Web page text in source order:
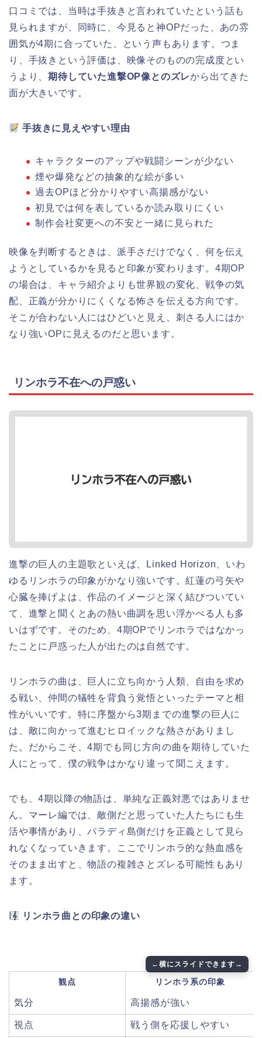
口コミでは、当時は手抜きと言われていたという話も
見られますが、同時に、今見ると神OPだった、あの雰
囲気が4期に合っていた、という声もあります。つま
り、手抜きという評価は、映像そのものの完成度とい
うより、期待していた進撃OP像とのズレから出てきた
面が大きいです。
手抜きに見えやすい理由
キャラクターのアップや戦闘シーンが少ない
煙や爆発などの抽象的な絵が多い
過去OPほど分かりやすい高揚感がない
初見では何を表しているか読み取りにくい
制作会社変更への不安と一緒に見られた
映像を判断するときは、派手さだけでなく、何を伝え
ようとしているかを見ると印象が変わります。4期OP
の場合は、キャラ紹介よりも世界観の変化、戦争の気
配、正義が分かりにくくなる怖さを伝える方向です。
そこが合わない人にはひどいと見え、刺さる人にはか
なり強いOPに見えるのだと思います。
リンホラ不在への戸惑い
進撃の巨人の主題歌といえば、Linked Horizon、いわ
ゆるリンホラの印象がかなり強いです。紅蓮の弓矢や
心臓を捧げよは、作品のイメージと深く結びついてい
て、進撃と聞くとあの熱い曲調を思い浮かべる人も多
いはずです。そのため、4期OPでリンホラではなかっ
たことに戸惑った人が出たのは自然です。
リンホラの曲は、巨人に立ち向かう人類、自由を求め
る戦い、仲間の犠牲を背負う覚悟といったテーマと相
性がいいです。特に序盤から3期までの進撃の巨人に
は、敵に向かって進むヒロイックな熱さがありまし
た。だからこそ、4期でも同じ方向の曲を期待していた
人にとって、僕の戦争はかなり違って聞こえます。
でも、4期以降の物語は、単純な正義対悪ではありませ
ん。マーレ編では、敵側だと思っていた人たちにも生
活や事情があり、パラディ島側だけを正義として見ら
れなくなっていきます。ここでリンホラ的な熱血感を
そのまま出すと、物語の複雑さとズレる可能性もあり
ます。
リンホラ曲との印象の違い
観点 リンホラ系の印象
気分 高揚感が強い
視点 戦う側を応援しやすい